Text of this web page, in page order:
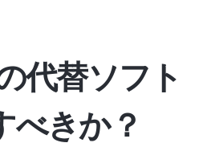
代替ソフト
べきか？